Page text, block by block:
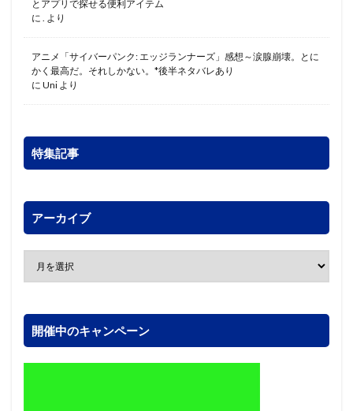
とアプリで探せる便利アイテム
に . より
アニメ「サイバーパンク: エッジランナーズ」感想～涙腺崩壊。とに
かく最高だ。それしかない。*後半ネタバレあり
に Uni より
特集記事
アーカイブ
開催中のキャンペーン